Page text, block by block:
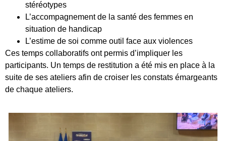
stéréotypes
L’accompagnement de la santé des femmes en
situation de handicap
L’estime de soi comme outil face aux violences
Ces temps collaboratifs ont permis d’impliquer les
participants. Un temps de restitution a été mis en place à la
suite de ses ateliers afin de croiser les constats émargeants
de chaque ateliers.